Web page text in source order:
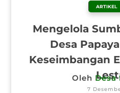
ARTIKEL
Mengelola
Desa
Keseimbangan
Oleh Desa
7